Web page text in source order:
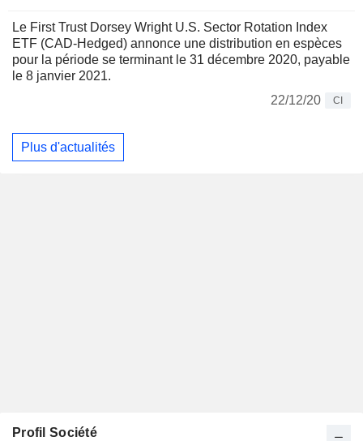
Le First Trust Dorsey Wright U.S. Sector Rotation Index
ETF (CAD-Hedged) annonce une distribution en espèces
pour la période se terminant le 31 décembre 2020, payable
le 8 janvier 2021.
22/12/20
CI
Plus d'actualités
Profil Société